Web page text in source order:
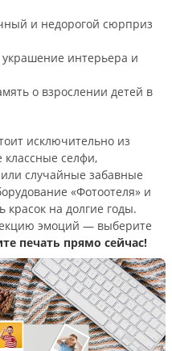
и недорогой сюрприз
украшение интерьера и
о взрослении детей в
исключительно из
селфи,
случайные забавные
«Фотоотеля» и
красок на долгие годы.
эмоций — выберите
печать прямо сейчас!